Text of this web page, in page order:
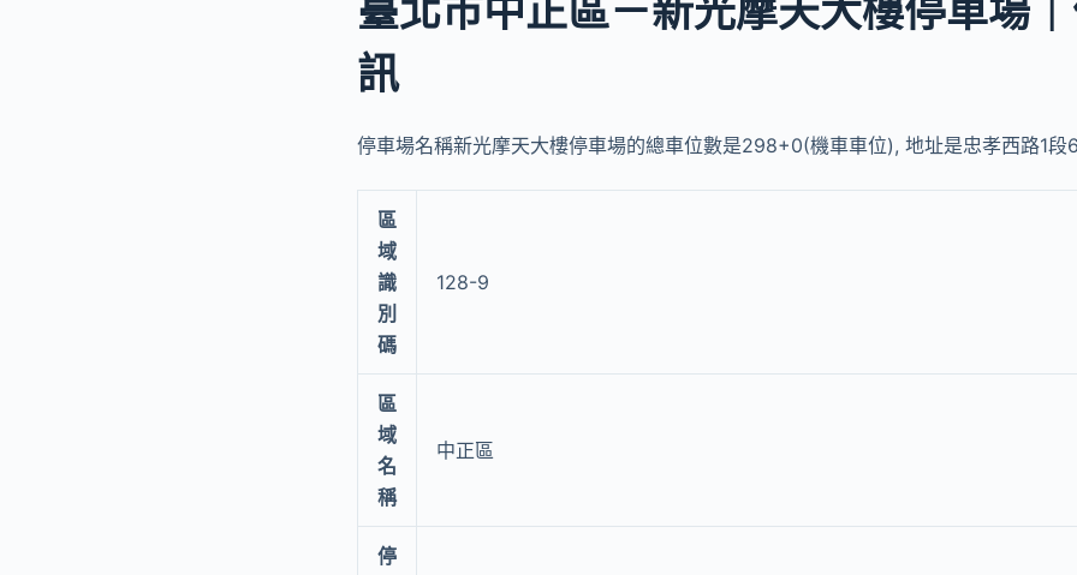
臺北市中正區－新光摩天大樓停車場
訊
停車場名稱新光摩天大樓停車場的總車位數是298+0(機車車位), 地址是忠孝西路1
區
域
識
別
碼
128-9
區
域
名
稱
中正區
停